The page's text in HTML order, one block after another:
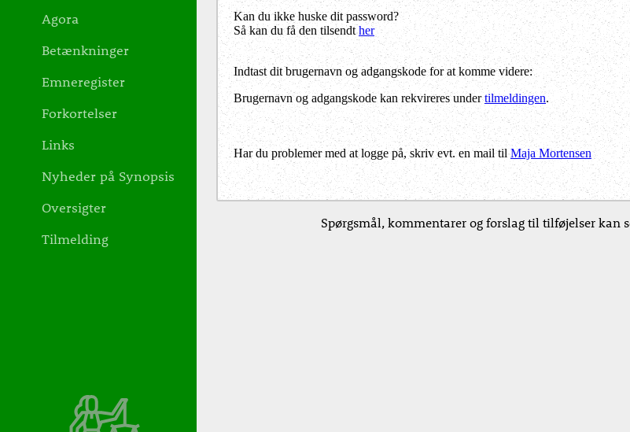
Kan du ikke huske dit password?
Så kan du få den tilsendther
Indtast dit brugernavn og adgangskode for at komme videre:
Brugernavn og adgangskode kan rekvireres undertilmeldingen.
Har du problemer med at logge på, skriv evt. en mail tilMaja Mortensen
Agora
Betænkninger
Emneregister
Forkortelser
Links
Nyheder på Synopsis
Oversigter
Tilmelding
Spørgsmål, kommentarer og forslag til tilføjelser kan